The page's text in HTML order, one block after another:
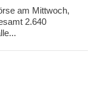
am Mittwoch,
2.640